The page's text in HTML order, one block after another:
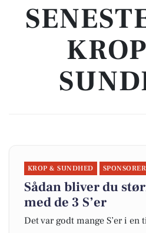
KROP & SUNDHED
Sådan bliver du
med de 3 S’er
Det var godt mange S’er i en